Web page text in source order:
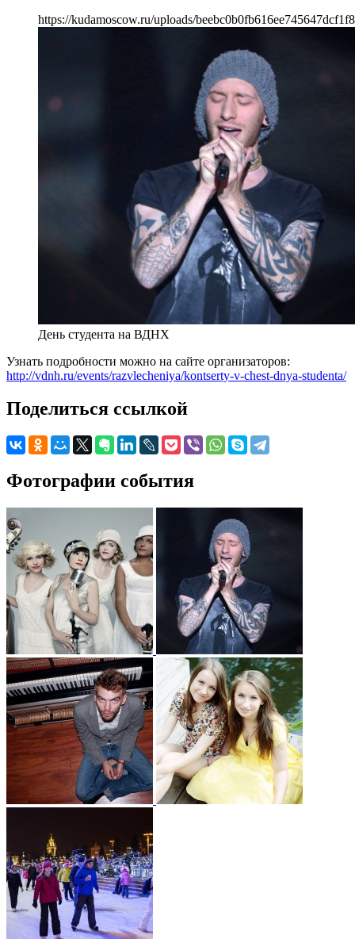
https://kudamoscow.ru/uploads/
День студента на ВДНХ
Узнать подробности можно на сайте организаторов:
http://vdnh.ru/events/razvlecheniya/kontserty-v-chest-dnya-studenta/
Поделиться ссылкой
Фотографии события